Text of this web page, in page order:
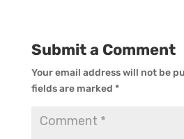
Submit a Comment
Your email address will not be
fields are marked *